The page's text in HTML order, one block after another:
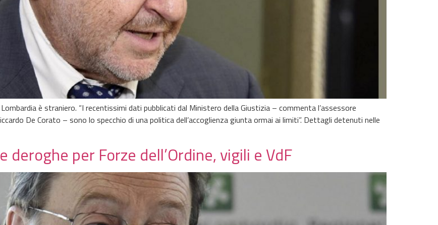
è straniero. “I recentissimi dati pubblicati dal Ministero della Giustizia – commenta l’assessore
De Corato – sono lo specchio di una politica dell’accoglienza giunta ormai ai limiti”. Dettagli detenuti nelle
per Forze dell’Ordine, vigili e VdF